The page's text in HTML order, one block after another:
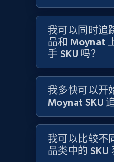
Amazon products
products by specific
Title, Seller name, Brand,
price, Currency,
more.
2.1K+ 375+
Amazon products
我可以同时追
品和 Moynat
手 SKU 吗？
我多快可以开
Moynat SKU
我可以比较不
品类中的 SKU